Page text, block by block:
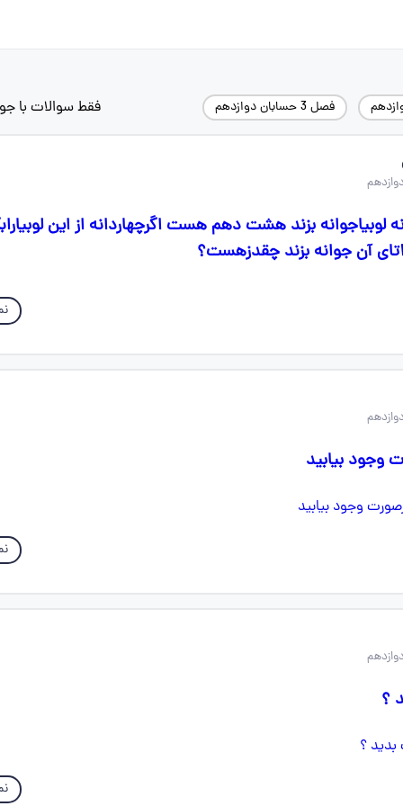
فصل 3 حسابان دوازدهم فقط سوالات با
لوبیاجوانه بزند هشت دهم هست اگرچهاردانه از این
وجود بیابید
؟